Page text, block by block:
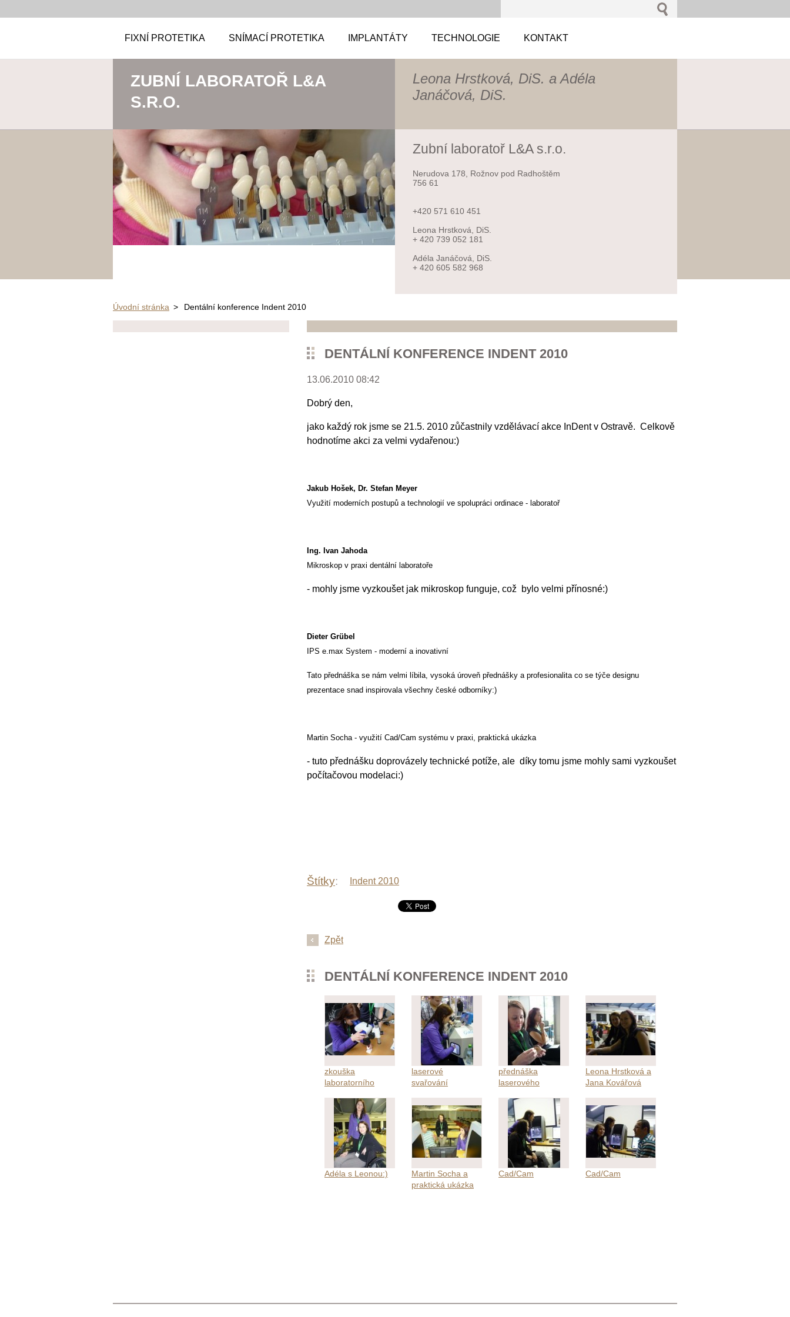
FIXNÍ PROTETIKA SNÍMACÍ PROTETIKA IMPLANTÁTY TECHNOLOGIE KONTAKT
ZUBNÍ LABORATOŘ L&A
S.R.O.
Leona Hrstková, DiS. a Adéla
Janáčová, DiS.
Zubní laboratoř L&A s.r.o.
Nerudova 178, Rožnov pod Radhoštěm
756 61
+420 571 610 451
Leona Hrstková, DiS.
+ 420 739 052 181
Adéla Janáčová, DiS.
+ 420 605 582 968
hrstkovajanacova@seznam.cz
Úvodní stránka > Dentální konference Indent 2010
DENTÁLNÍ KONFERENCE INDENT 2010
13.06.2010 08:42
Dobrý den,
jako každý rok jsme se 21.5. 2010 zůčastnily vzdělávací akce InDent v Ostravě. Celkově
hodnotíme akci za velmi vydařenou:)
Jakub Hošek, Dr. Stefan Meyer
Využití moderních postupů a technologií ve spolupráci ordinace - laboratoř
Ing. Ivan Jahoda
Mikroskop v praxi dentální laboratoře
- mohly jsme vyzkoušet jak mikroskop funguje, což bylo velmi přínosné:)
Dieter Grübel
IPS e.max System - moderní a inovativní
Tato přednáška se nám velmi líbila, vysoká úroveň přednášky a profesionalita co se týče designu
prezentace snad inspirovala všechny české odborníky:)
Martin Socha - využití Cad/Cam systému v praxi, praktická ukázka
- tuto přednášku doprovázely technické potíže, ale díky tomu jsme mohly sami vyzkoušet
počítačovou modelaci:)
Štítky: Indent 2010
Zpět
DENTÁLNÍ KONFERENCE INDENT 2010
zkouška
laboratorního
laserové
svařování
přednáška
laserového
Leona Hrstková a
Jana Kovářová
Adéla s Leonou:)
Martin Socha a
praktická ukázka
Cad/Cam Cad/Cam